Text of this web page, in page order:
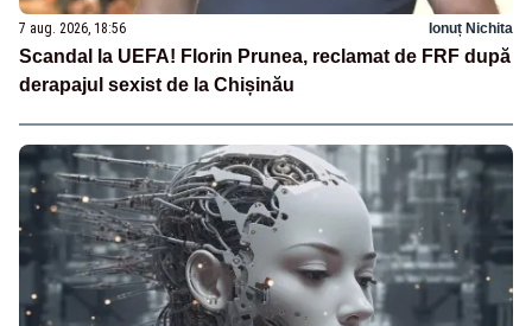
7 aug. 2026, 18:56 Ionuț Nichita
Scandal la UEFA! Florin Prunea, reclamat de FRF după
derapajul sexist de la Chișinău